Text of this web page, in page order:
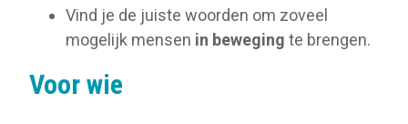
Vind je de juiste woorden om zoveel
mogelijk mensen in beweging te brengen.
Voor wie